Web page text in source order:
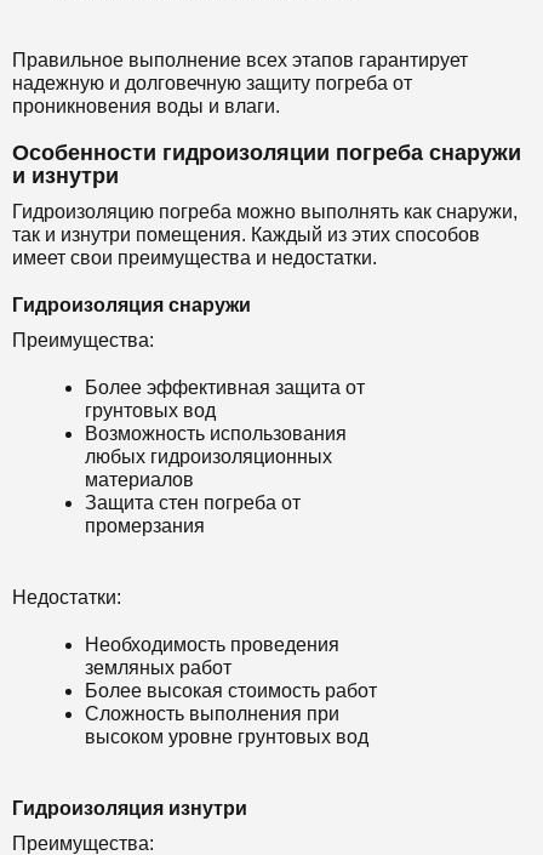
Правильное выполнение всех этапов гарантирует
надежную и долговечную защиту погреба от
проникновения воды и влаги.
Особенности гидроизоляции погреба снаружи
и изнутри
Гидроизоляцию погреба можно выполнять как снаружи,
так и изнутри помещения. Каждый из этих способов
имеет свои преимущества и недостатки.
Гидроизоляция снаружи
Преимущества:
Более эффективная защита от
грунтовых вод
Возможность использования
любых гидроизоляционных
материалов
Защита стен погреба от
промерзания
Недостатки:
Необходимость проведения
земляных работ
Более высокая стоимость работ
Сложность выполнения при
высоком уровне грунтовых вод
Гидроизоляция изнутри
Преимущества: